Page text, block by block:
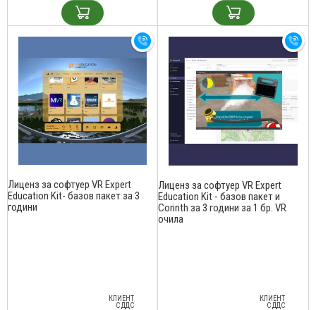
Лиценз за софтуер VR Expert
Education Kit- базов пакет за 3
години
КЛИЕНТ
С ДДС
Лиценз за софтуер VR Expert
Education Kit - базов пакет и
Corinth за 3 години за 1 бр. VR
очила
КЛИЕНТ
С ДДС